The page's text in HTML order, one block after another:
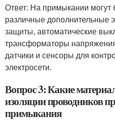
Ответ: На примыкании могут
различные дополнительные
защиты, автоматические
трансформаторы
датчики и сенсоры для
электросети.
Вопрос 3: Какие
изоляции проводников
примыкания